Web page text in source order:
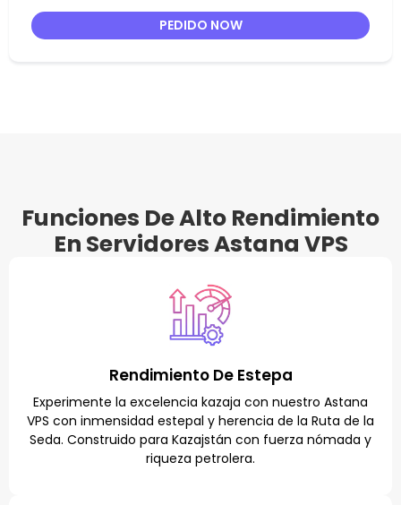
PEDIDO NOW
Funciones De Alto Rendimiento
En Servidores Astana VPS
Rendimiento De Estepa
Experimente la excelencia kazaja con nuestro Astana
VPS con inmensidad estepal y herencia de la Ruta de la
Seda. Construido para Kazajstán con fuerza nómada y
riqueza petrolera.